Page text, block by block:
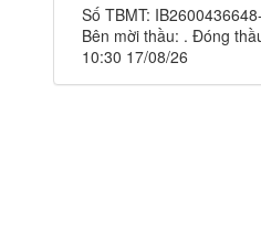
Số TBMT:
Bên mời thầu: . Đóng
10:30 17/08/26